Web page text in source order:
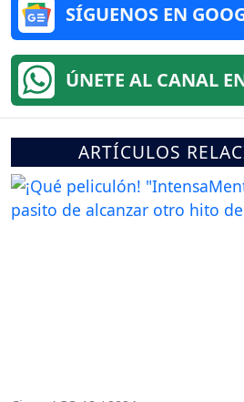
SÍGUENOS EN
ÚNETE AL CANAL
ARTÍCULOS